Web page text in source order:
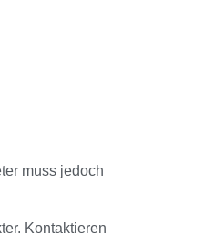
muss jedoch
Kontaktieren